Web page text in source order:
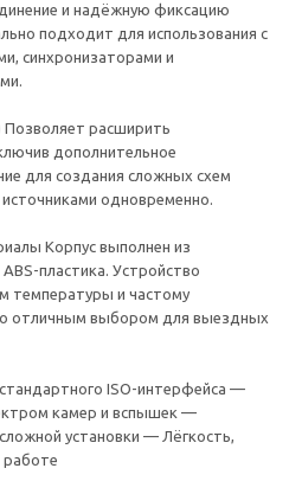
и надёжную фиксацию
подходит для использования с
синхронизаторами и
Позволяет расширить
дополнительное
для создания сложных схем
одновременно.
Корпус выполнен из
пластика. Устройство
температуры и частому
отличным выбором для выездных
ISO-интерфейса —
камер и вспышек —
установки — Лёгкость,
работе